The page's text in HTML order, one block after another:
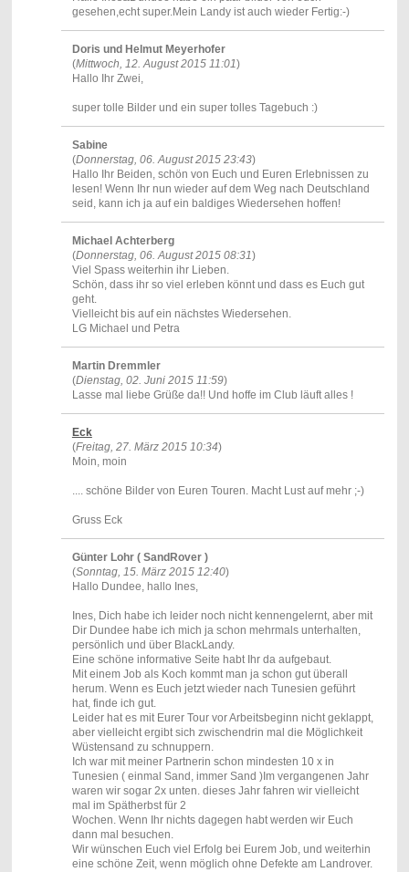
gesehen,echt super.Mein Landy ist auch wieder Fertig:-)
Doris und Helmut Meyerhofer
(Mittwoch, 12. August 2015 11:01)
Hallo Ihr Zwei,
super tolle Bilder und ein super tolles Tagebuch :)
Sabine
(Donnerstag, 06. August 2015 23:43)
Hallo Ihr Beiden, schön von Euch und Euren Erlebnissen zu
lesen! Wenn Ihr nun wieder auf dem Weg nach Deutschland
seid, kann ich ja auf ein baldiges Wiedersehen hoffen!
Michael Achterberg
(Donnerstag, 06. August 2015 08:31)
Viel Spass weiterhin ihr Lieben.
Schön, dass ihr so viel erleben könnt und dass es Euch gut
geht.
Vielleicht bis auf ein nächstes Wiedersehen.
LG Michael und Petra
Martin Dremmler
(Dienstag, 02. Juni 2015 11:59)
Lasse mal liebe Grüße da!! Und hoffe im Club läuft alles !
Eck
(Freitag, 27. März 2015 10:34)
Moin, moin
.... schöne Bilder von Euren Touren. Macht Lust auf mehr ;-)
Gruss Eck
Günter Lohr ( SandRover )
(Sonntag, 15. März 2015 12:40)
Hallo Dundee, hallo Ines,
Ines, Dich habe ich leider noch nicht kennengelernt, aber mit
Dir Dundee habe ich mich ja schon mehrmals unterhalten,
persönlich und über BlackLandy.
Eine schöne informative Seite habt Ihr da aufgebaut.
Mit einem Job als Koch kommt man ja schon gut überall
herum. Wenn es Euch jetzt wieder nach Tunesien geführt
hat, finde ich gut.
Leider hat es mit Eurer Tour vor Arbeitsbeginn nicht geklappt,
aber vielleicht ergibt sich zwischendrin mal die Möglichkeit
Wüstensand zu schnuppern.
Ich war mit meiner Partnerin schon mindesten 10 x in
Tunesien ( einmal Sand, immer Sand )Im vergangenen Jahr
waren wir sogar 2x unten. dieses Jahr fahren wir vielleicht
mal im Spätherbst für 2
Wochen. Wenn Ihr nichts dagegen habt werden wir Euch
dann mal besuchen.
Wir wünschen Euch viel Erfolg bei Eurem Job, und weiterhin
eine schöne Zeit, wenn möglich ohne Defekte am Landrover.